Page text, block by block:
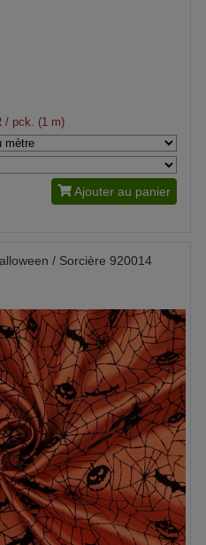
/ pck. (1 m)
Ajouter au panier
/ Sorcière 920014